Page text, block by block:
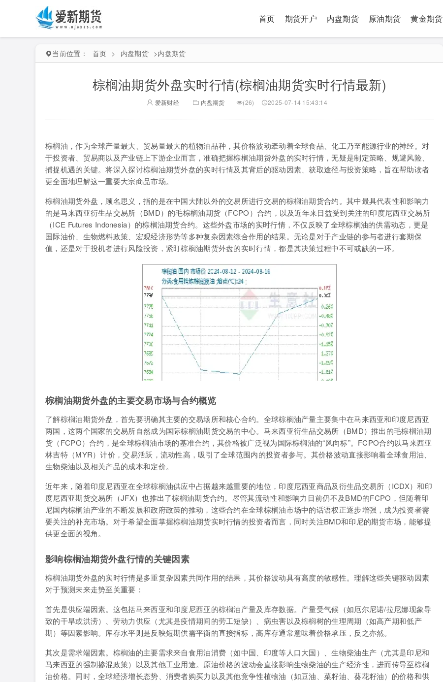
首页 期货开户 内盘期货 原油期货 黄金期货
当前位置： 首页 > 内盘期货 >内盘期货
棕榈油期货外盘实时行情(棕榈油期货实时行情最新)
爱新财经 内盘期货 (26) 2025-07-14 15:43:14
棕榈油，作为全球产量最大、贸易量最大的植物油品种，其价格波动牵动着全球食品、化工乃至能源行业的神经。对
于投资者、贸易商以及产业链上下游企业而言，准确把握棕榈油期货外盘的实时行情，无疑是制定策略、规避风险、
捕捉机遇的关键。将深入探讨棕榈油期货外盘的实时行情及其背后的驱动因素、获取途径与投资策略，旨在帮助读者
更全面地理解这一重要大宗商品市场。
棕榈油期货外盘，顾名思义，指的是在中国大陆以外的交易所进行交易的棕榈油期货合约。其中最具代表性和影响力
的是马来西亚衍生品交易所（BMD）的毛棕榈油期货（FCPO）合约，以及近年来日益受到关注的印度尼西亚交易所
（ICE Futures Indonesia）的棕榈油期货合约。这些外盘市场的实时行情，不仅反映了全球棕榈油的供需动态，更是
国际油价、生物燃料政策、宏观经济形势等多种复杂因素综合作用的结果。无论是对于产业链的参与者进行套期保
值，还是对于投机者进行风险投资，紧盯棕榈油期货外盘的实时行情，都是其决策过程中不可或缺的一环。
棕榈油期货外盘的主要交易市场与合约概览
了解棕榈油期货外盘，首先要明确其主要的交易场所和核心合约。全球棕榈油产量主要集中在马来西亚和印度尼西亚
两国，这两个国家的交易所自然成为国际棕榈油期货交易的中心。马来西亚衍生品交易所（BMD）推出的毛棕榈油期
货（FCPO）合约，是全球棕榈油市场的基准合约，其价格被广泛视为国际棕榈油的“风向标”。FCPO合约以马来西亚
林吉特（MYR）计价，交易活跃，流动性高，吸引了全球范围内的投资者参与。其价格波动直接影响着全球食用油、
生物柴油以及相关产品的成本和定价。
近年来，随着印度尼西亚在全球棕榈油供应中占据越来越重要的地位，印度尼西亚商品及衍生品交易所（ICDX）和印
度尼西亚期货交易所（JFX）也推出了棕榈油期货合约。尽管其流动性和影响力目前仍不及BMD的FCPO，但随着印
尼国内棕榈油产业的不断发展和政府政策的推动，这些合约在全球棕榈油市场中的话语权正逐步增强，成为投资者需
要关注的补充市场。对于希望全面掌握棕榈油期货实时行情的投资者而言，同时关注BMD和印尼的期货市场，能够提
供更全面的视角。
影响棕榈油期货外盘行情的关键因素
棕榈油期货外盘的实时行情是多重复杂因素共同作用的结果，其价格波动具有高度的敏感性。理解这些关键驱动因素
对于预测未来走势至关重要：
首先是供应端因素。这包括马来西亚和印度尼西亚的棕榈油产量及库存数据。产量受气候（如厄尔尼诺/拉尼娜现象导
致的干旱或洪涝）、劳动力供应（尤其是疫情期间的劳工短缺）、病虫害以及棕榈树的生理周期（如高产期和低产
期）等因素影响。库存水平则是反映短期供需平衡的直接指标，高库存通常意味着价格承压，反之亦然。
其次是需求端因素。棕榈油的主要需求来自食用油消费（如中国、印度等人口大国）、生物柴油生产（尤其是印尼和
马来西亚的强制掺混政策）以及其他工业用途。原油价格的波动会直接影响生物柴油的生产经济性，进而传导至棕榈
油价格。同时，全球经济增长态势、消费者购买力以及其他竞争性植物油（如豆油、菜籽油、葵花籽油）的价格和供